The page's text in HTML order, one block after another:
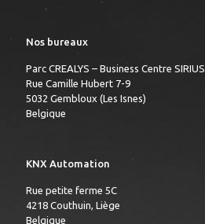
Nos bureaux
Parc CREALYS – Business Centre SIRIUS
Rue Camille Hubert 7-9
5032 Gembloux (Les Isnes)
Belgique
KNX Automation
Rue petite ferme 5C
4218 Couthuin, Liège
Belgique